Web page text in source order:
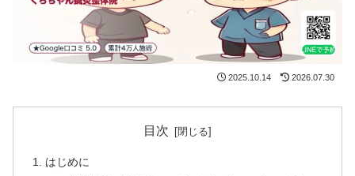
2025.10.14 2026.07.30
目次
はじめに